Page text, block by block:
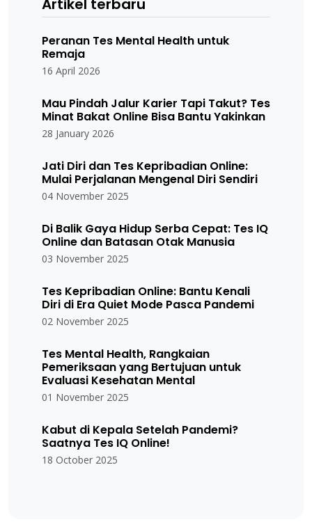
Artikel terbaru
Peranan Tes Mental Health untuk
Remaja
16 April 2026
Mau Pindah Jalur Karier Tapi Takut? Tes
Minat Bakat Online Bisa Bantu Yakinkan
28 January 2026
Jati Diri dan Tes Kepribadian Online:
Mulai Perjalanan Mengenal Diri Sendiri
04 November 2025
Di Balik Gaya Hidup Serba Cepat: Tes IQ
Online dan Batasan Otak Manusia
03 November 2025
Tes Kepribadian Online: Bantu Kenali
Diri di Era Quiet Mode Pasca Pandemi
02 November 2025
Tes Mental Health, Rangkaian
Pemeriksaan yang Bertujuan untuk
Evaluasi Kesehatan Mental
01 November 2025
Kabut di Kepala Setelah Pandemi?
Saatnya Tes IQ Online!
18 October 2025